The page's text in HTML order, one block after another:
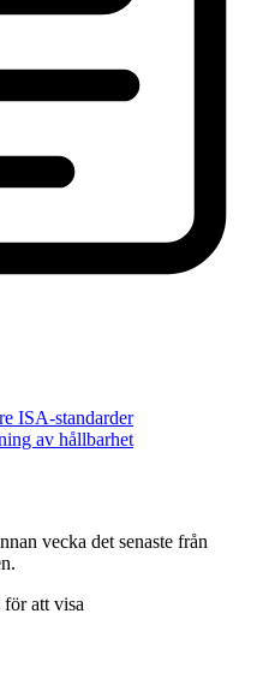
ISA-standarder
av hållbarhet
vecka det senaste från
att visa